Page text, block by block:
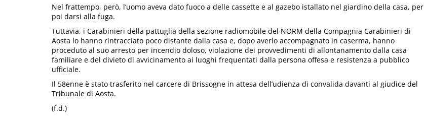
Nel frattempo, però, l’uomo aveva dato fuoco a delle cassette e al gazebo istallato nel giardino della casa, per
poi darsi alla fuga.
Tuttavia, i Carabinieri della pattuglia della sezione radiomobile del NORM della Compagnia Carabinieri di
Aosta lo hanno rintracciato poco distante dalla casa e, dopo averlo accompagnato in caserma, hanno
proceduto al suo arresto per incendio doloso, violazione dei provvedimenti di allontanamento dalla casa
familiare e del divieto di avvicinamento ai luoghi frequentati dalla persona offesa e resistenza a pubblico
ufficiale.
Il 58enne è stato trasferito nel carcere di Brissogne in attesa dell’udienza di convalida davanti al giudice del
Tribunale di Aosta.
(f.d.)